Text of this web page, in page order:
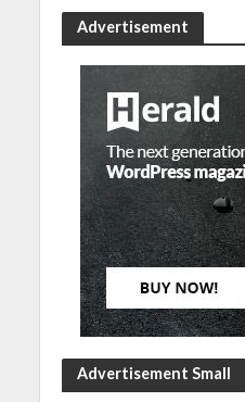
Advertisement
Advertisement Small